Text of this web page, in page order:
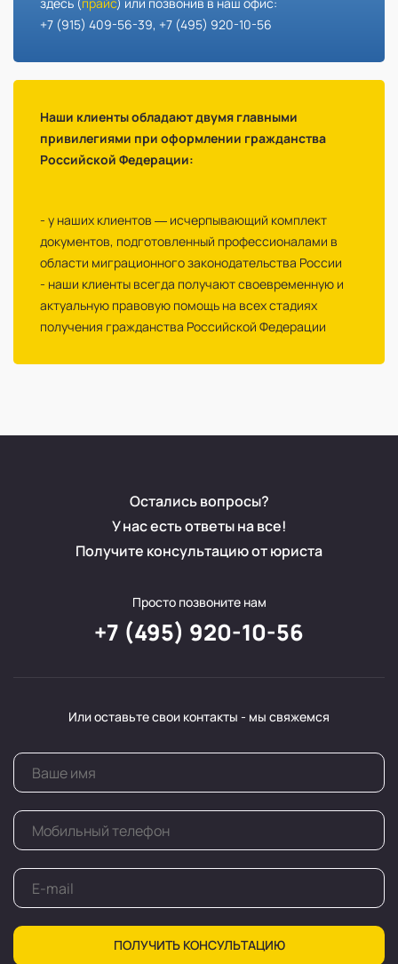
+7 (915) 409-56-39, +7 (495) 920-10-56
Наши клиенты обладают двумя главными
привилегиями при оформлении гражданства
Российской Федерации:
- у наших клиентов — исчерпывающий комплект
документов, подготовленный профессионалами в
области миграционного законодательства России
- наши клиенты всегда получают своевременную и
актуальную правовую помощь на всех стадиях
получения гражданства Российской Федерации
Остались вопросы?
У нас есть ответы на все!
Получите консультацию от юриста
Просто позвоните нам
+7 (495) 920-10-56
Или оставьте свои контакты - мы свяжемся
ПОЛУЧИТЬ КОНСУЛЬТАЦИЮ